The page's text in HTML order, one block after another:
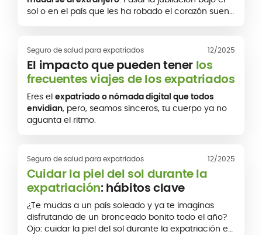
sol o en el país que les ha robado el corazón suena
Seguro de salud para expatriados 12/2025
El impacto que pueden tener los
frecuentes viajes de los expatriados
Eres el expatriado o nómada digital que todos
envidian, pero, seamos sinceros, tu cuerpo ya no
aguanta el ritmo.
Seguro de salud para expatriados 12/2025
Cuidar la piel del sol durante la
expatriación: hábitos clave
¿Te mudas a un país soleado y ya te imaginas
disfrutando de un bronceado bonito todo el año?
Ojo: cuidar la piel del sol durante la expatriación es